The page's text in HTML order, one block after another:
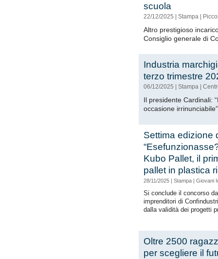
scuola
22/12/2025 Stampa
Altro prestigioso
Consiglio generale di
Industria
terzo trimestre
06/12/2025 Stampa
Il presidente Cardinali:
occasione irrinunciabile”
Settima edizione
Kubo Pallet, il
pallet in plastica
28/11/2025 | Stampa | Giovani
Si conclude il concorso
imprenditori di
dalla validità dei progetti
Oltre 2500
per scegliere il